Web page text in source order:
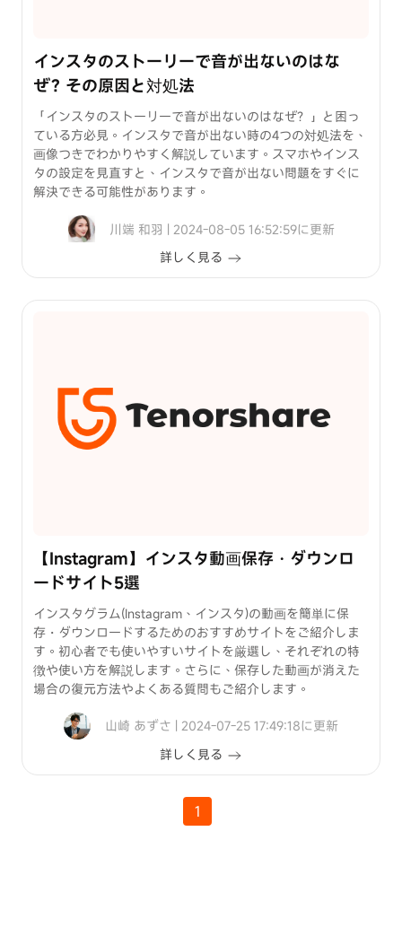
インスタのストーリーで音が出ないのはな
ぜ？その原因と対処法
「インスタのストーリーで音が出ないのはなぜ？」と困っ
ている方必見。インスタで音が出ない時の4つの対処法を、
画像つきでわかりやすく解説しています。スマホやインス
タの設定を見直すと、インスタで音が出ない問題をすぐに
解決できる可能性があります。
川端 和羽 | 2024-08-05 16:52:59に更新
詳しく見る
【Instagram】インスタ動画保存・ダウンロ
ードサイト5選
インスタグラム(Instagram、インスタ)の動画を簡単に保
存・ダウンロードするためのおすすめサイトをご紹介しま
す。初心者でも使いやすいサイトを厳選し、それぞれの特
徴や使い方を解説します。さらに、保存した動画が消えた
場合の復元方法やよくある質問もご紹介します。
山崎 あずさ | 2024-07-25 17:49:18に更新
詳しく見る
1